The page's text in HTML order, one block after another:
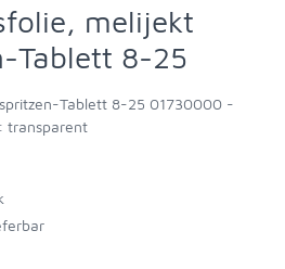
melijekt
Tablett 8-25
Tablett 8-25 01730000 -
transparent